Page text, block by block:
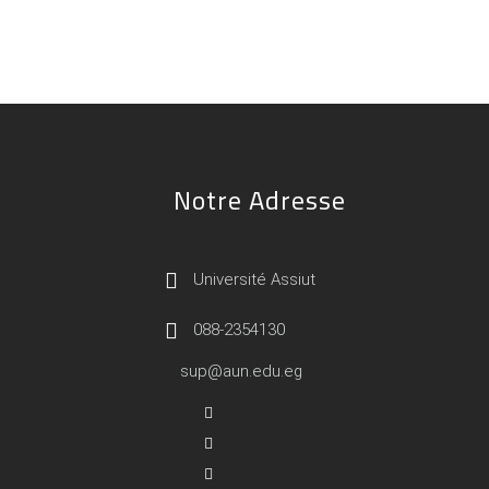
Notre Adresse
Université Assiut
088-2354130
sup@aun.edu.eg